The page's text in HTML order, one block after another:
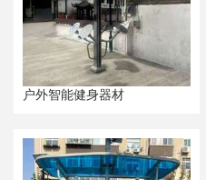
户外智能健身器材